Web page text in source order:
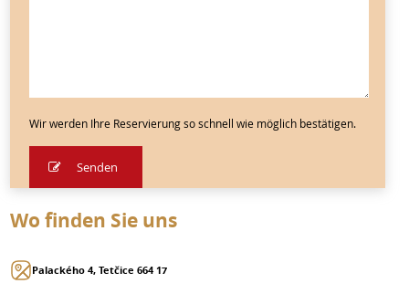
Wir werden Ihre Reservierung so schnell wie möglich bestätigen.
Wo finden Sie uns
Palackého 4, Tetčice 664 17